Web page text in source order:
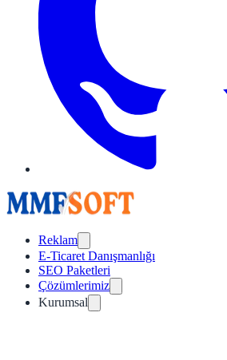
Reklam
E-Ticaret Danışmanlığı
SEO Paketleri
Çözümlerimiz
Kurumsal